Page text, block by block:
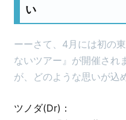
い
ーーさて、4月には初の
ないツアー』が開催され
が、どのような思いが込
ツノダ(Dr)：